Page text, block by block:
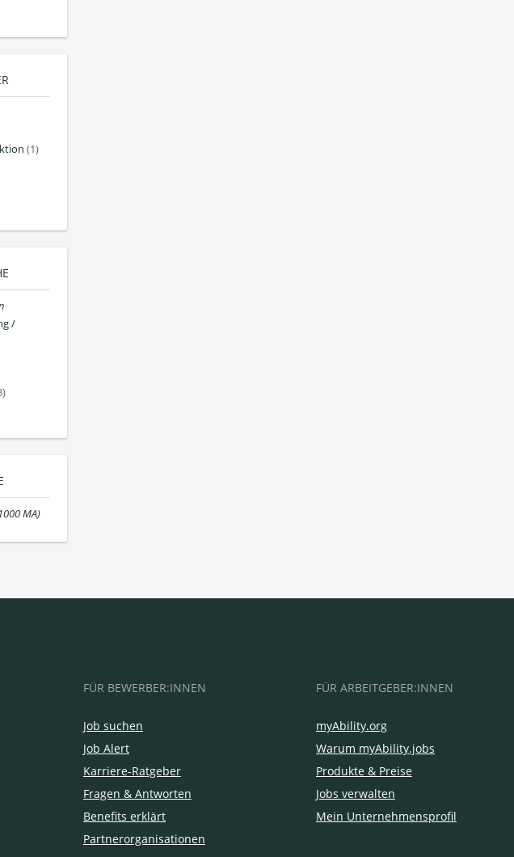
(1)
/
MA)
FÜR BEWERBER:INNEN
Job suchen
Job Alert
Karriere-Ratgeber
Fragen & Antworten
Benefits erklärt
Partnerorganisationen
FÜR ARBEITGEBER:INNEN
myAbility.org
Warum myAbility.jobs
Produkte & Preise
Jobs verwalten
Mein Unternehmensprofil